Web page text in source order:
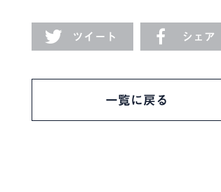
ツイート シェア
一覧に戻る